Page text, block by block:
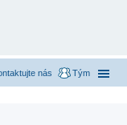
Tým
nás